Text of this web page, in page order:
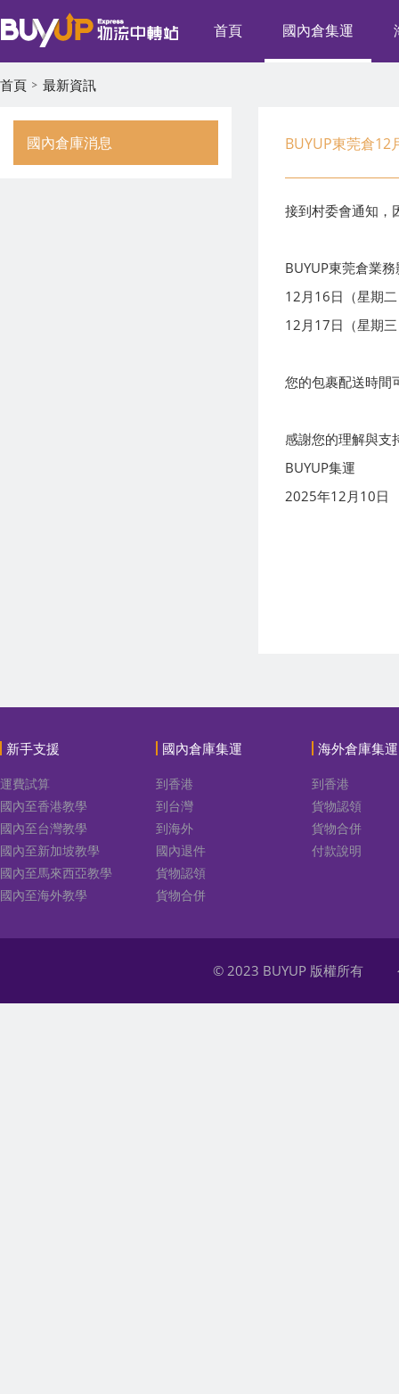
首頁 國內倉集運
首頁 最新資訊
國內倉庫消息 BUYUP東莞倉12
接到村委會通知，
BUYUP東莞倉業
12月16日（星期
12月17日（星期
您的包裹配送時間
感謝您的理解與支
BUYUP集運
2025年12月10日
新手支援
運費試算
國內至香港教學
國內至台灣教學
國內至新加坡教學
國內至馬來西亞教學
國內至海外教學
國內倉庫集運
到香港
到台灣
到海外
國內退件
貨物認領
貨物合併
海外倉庫集運
到香港
貨物認領
貨物合併
付款說明
© 2023 BUYUP 版權所有